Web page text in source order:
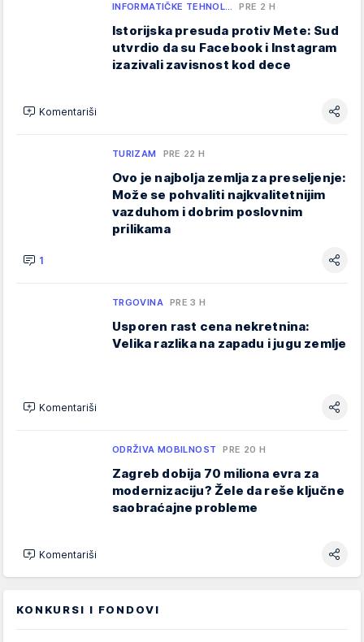
INFORMATIČKE TEHNOL… PRE 2 H
Istorijska presuda protiv Mete: Sud
utvrdio da su Facebook i Instagram
izazivali zavisnost kod dece
Komentariši
TURIZAM PRE 22 H
Ovo je najbolja zemlja za preseljenje:
Može se pohvaliti najkvalitetnijim
vazduhom i dobrim poslovnim
prilikama
1
TRGOVINA PRE 3 H
Usporen rast cena nekretnina:
Velika razlika na zapadu i jugu zemlje
Komentariši
ODRŽIVA MOBILNOST PRE 20 H
Zagreb dobija 70 miliona evra za
modernizaciju? Žele da reše ključne
saobraćajne probleme
Komentariši
KONKURSI I FONDOVI